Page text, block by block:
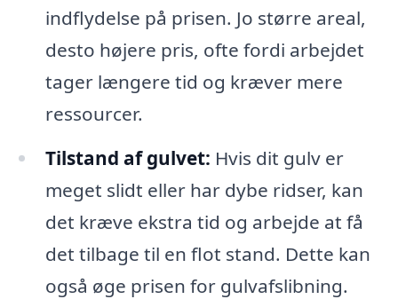
indflydelse på prisen. Jo større areal,
desto højere pris, ofte fordi arbejdet
tager længere tid og kræver mere
ressourcer.
Tilstand af gulvet: Hvis dit gulv er
meget slidt eller har dybe ridser, kan
det kræve ekstra tid og arbejde at få
det tilbage til en flot stand. Dette kan
også øge prisen for gulvafslibning.